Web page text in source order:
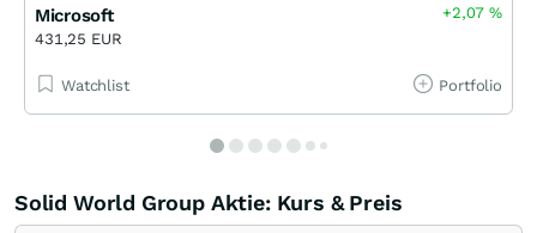
Microsoft
431,25 EUR
+2,07%
Watchlist Portfolio
Solid World Group Aktie: Kurs & Preis